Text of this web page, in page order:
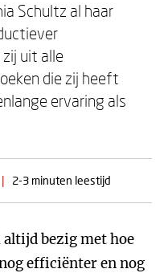
Schultz al haar
uit alle
die zij heeft
ervaring als
| 2-3 minuten leestijd
bezig met hoe
efficiënter en nog